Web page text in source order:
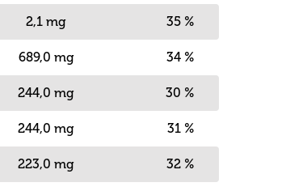
2,1 mg 35 %
689,0 mg 34 %
244,0 mg 30 %
244,0 mg 31 %
223,0 mg 32 %